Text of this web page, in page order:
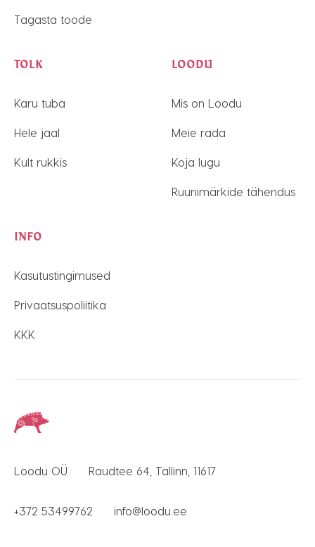
Tagasta toode
TOLK
Karu tuba
Hele jaal
Kult rukkis
LOODU
Mis on Loodu
Meie rada
Koja lugu
Ruunimärkide tähendus
INFO
Kasutustingimused
Privaatsuspoliitika
KKK
Loodu OÜ Raudtee 64, Tallinn, 11617
+372 53499762 info@loodu.ee